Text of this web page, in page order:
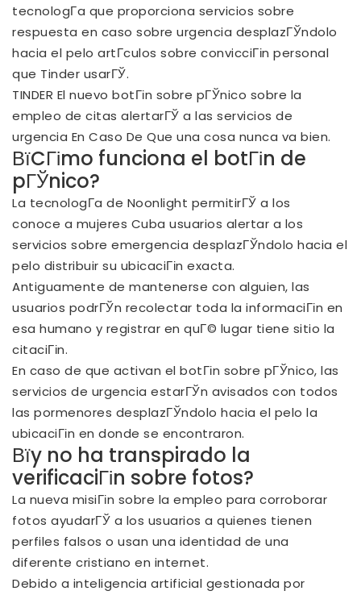
tecnologГ­a que proporciona servicios sobre
respuesta en caso sobre urgencia desplazГЎndolo
hacia el pelo artГ­culos sobre convicciГіn personal
que Tinder usarГЎ.
TINDER El nuevo botГіn sobre pГЎnico sobre la
empleo de citas alertarГЎ a las servicios de
urgencia En Caso De Que una cosa nunca va bien.
ВїCГіmo funciona el botГіn de
pГЎnico?
La tecnologГ­a de Noonlight permitirГЎ a los
conoce a mujeres Cuba usuarios alertar a los
servicios sobre emergencia desplazГЎndolo hacia el
pelo distribuir su ubicaciГіn exacta.
Antiguamente de mantenerse con alguien, las
usuarios podrГЎn recolectar toda la informaciГіn en
esa humano y registrar en quГ© lugar tiene sitio la
citaciГіn.
En caso de que activan el botГіn sobre pГЎnico, las
servicios de urgencia estarГЎn avisados con todos
las pormenores desplazГЎndolo hacia el pelo la
ubicaciГіn en donde se encontraron.
Вїy no ha transpirado la
verificaciГіn sobre fotos?
La nueva misiГіn sobre la empleo para corroborar
fotos ayudarГЎ a los usuarios a quienes tienen
perfiles falsos o usan una identidad de una
diferente cristiano en internet.
Debido a inteligencia artificial gestionada por